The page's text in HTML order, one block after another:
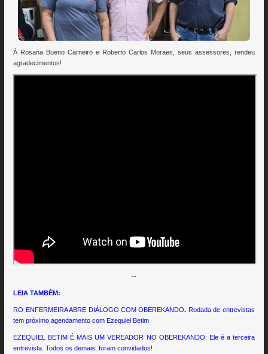
À Rosana Bueno Carneiro e Roberto Carlos Moraes, seus assessores, rendeu
agradecimentos!
--
LEIA TAMBÉM:
RO ENFERMEIRA ABRE DIÁLOGO COM OBEREKANDO. Rodada de entrevistas
tem próximo agendamento com Ezequiel Betim
EZEQUIEL BETIM É MAIS UM VEREADOR NO OBEREKANDO: Ele é a terceira
entrevista. Todos os demais, foram convidados!